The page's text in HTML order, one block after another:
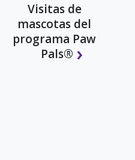
Visitas de
mascotas del
programa Paw
Pals®